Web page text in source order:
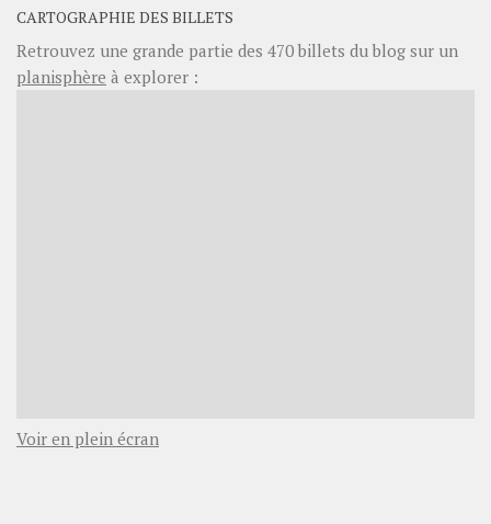
CARTOGRAPHIE DES BILLETS
Retrouvez une grande partie des 470billets du blog sur un
planisphère à explorer :
Voir en plein écran